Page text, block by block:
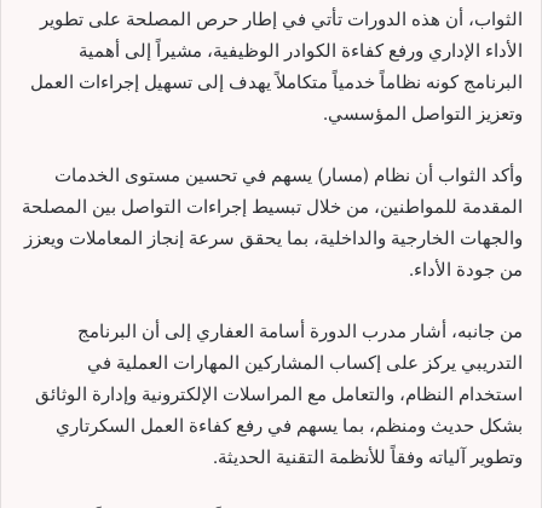
الثواب، أن هذه الدورات تأتي في إطار حرص المصلحة على تطوير
الأداء الإداري ورفع كفاءة الكوادر الوظيفية، مشيراً إلى أهمية
البرنامج كونه نظاماً خدمياً متكاملاً يهدف إلى تسهيل إجراءات العمل
وتعزيز التواصل المؤسسي.
وأكد الثواب أن نظام (مسار) يسهم في تحسين مستوى الخدمات
المقدمة للمواطنين، من خلال تبسيط إجراءات التواصل بين المصلحة
والجهات الخارجية والداخلية، بما يحقق سرعة إنجاز المعاملات ويعزز
من جودة الأداء.
من جانبه، أشار مدرب الدورة أسامة العفاري إلى أن البرنامج
التدريبي يركز على إكساب المشاركين المهارات العملية في
استخدام النظام، والتعامل مع المراسلات الإلكترونية وإدارة الوثائق
بشكل حديث ومنظم، بما يسهم في رفع كفاءة العمل السكرتاري
وتطوير آلياته وفقاً للأنظمة التقنية الحديثة.